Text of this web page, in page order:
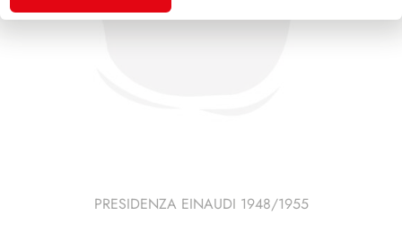
PRESIDENZA EINAUDI 1948/1955